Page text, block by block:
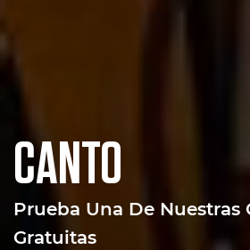
CANTO
Prueba Una De Nuestras
Gratuitas